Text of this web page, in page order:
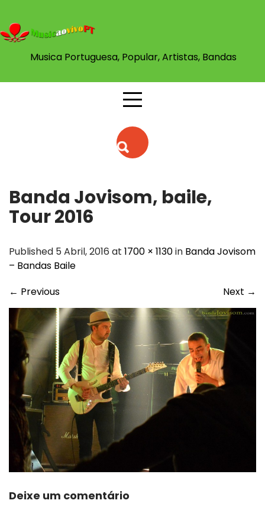
content
Musica Portuguesa, Popular, Artistas, Bandas
Banda Jovisom, baile,
Tour 2016
Published 5 Abril, 2016 at 1700 × 1130in Banda Jovisom
– Bandas Baile
← Previous Next →
Deixe um comentário